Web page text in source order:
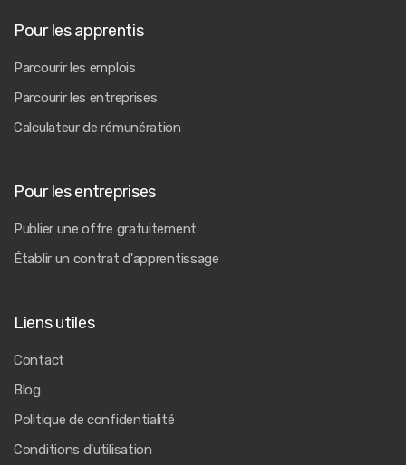
Pour les apprentis
Parcourir les emplois
Parcourir les entreprises
Calculateur de rémunération
Pour les entreprises
Publier une offre gratuitement
Établir un contrat d'apprentissage
Liens utiles
Contact
Blog
Politique de confidentialité
Conditions d'utilisation